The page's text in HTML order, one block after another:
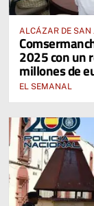
ALCÁZAR DE SAN
2025 con un
millones de
EL SEMANAL